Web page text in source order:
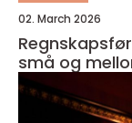
02. March 2026
Regnskapsfører
små og